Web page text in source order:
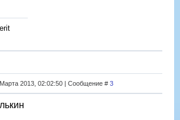
2013, 02:02:50 | Сообщение # 3